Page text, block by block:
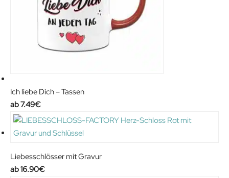
Ich liebe Dich – Tassen
7.49€
Liebesschlösser mit Gravur
16.90€